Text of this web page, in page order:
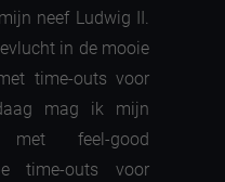
neef Ludwig II.
in de mooie
time-outs voor
mag ik mijn
met feel-good
time-outs voor